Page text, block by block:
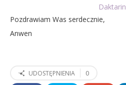
Daktarin
Pozdrawiam Was serdecznie,
Anwen
UDOSTĘPNIENIA
0